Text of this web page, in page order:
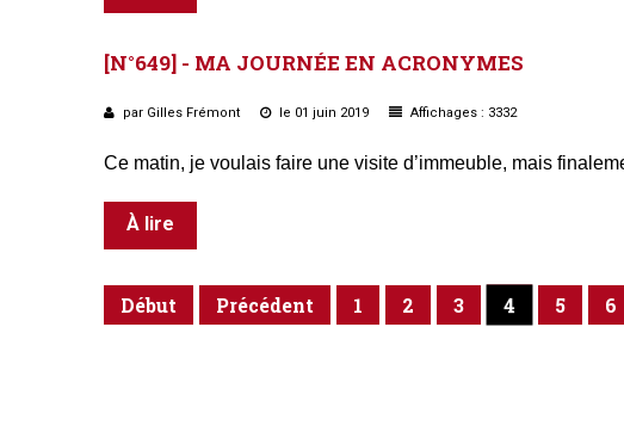
[N°649] - MA JOURNÉE EN ACRONYMES
par Gilles Frémont le 01 juin 2019 Affichages : 3332
Ce matin, je voulais faire une visite d’immeuble, mais
À lire
Début Précédent 1 2 3 4 5 6